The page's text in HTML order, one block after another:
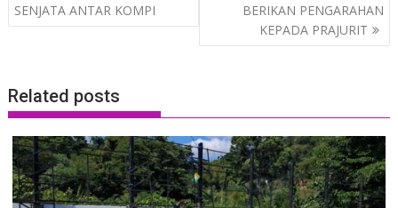
SENJATA ANTAR KOMPI
BERIKAN PENGARAHAN
KEPADA PRAJURIT
Related posts